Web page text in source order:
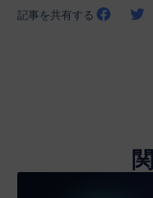
記事を共有する